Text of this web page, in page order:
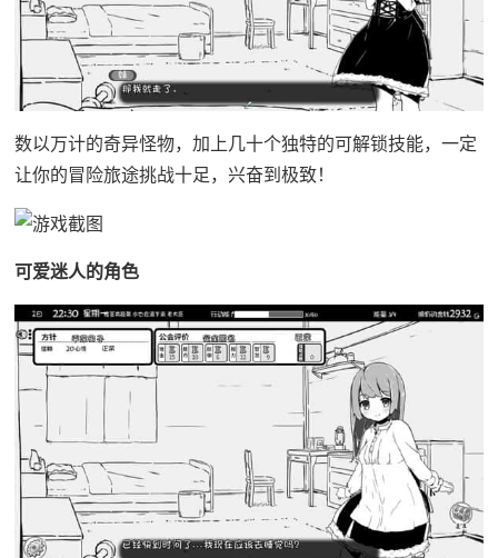
数以万计的奇异怪物，加上几十个独特的可解锁技能，一定
让你的冒险旅途挑战十足，兴奋到极致！
可爱迷人的角色